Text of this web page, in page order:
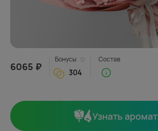
6065 ₽
Бонусы
304
Состав
Узнать аромат